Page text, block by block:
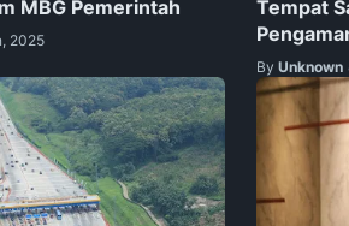
MBG Pemerintah
2025
Tempat
By Unknown